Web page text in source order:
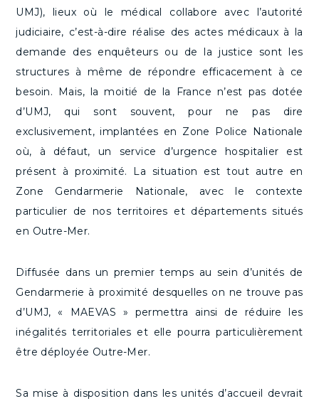
UMJ), lieux où le médical collabore avec l’autorité
judiciaire, c’est-à-dire réalise des actes médicaux à la
demande des enquêteurs ou de la justice sont les
structures à même de répondre efficacement à ce
besoin. Mais, la moitié de la France n’est pas dotée
d’UMJ, qui sont souvent, pour ne pas dire
exclusivement, implantées en Zone Police Nationale
où, à défaut, un service d’urgence hospitalier est
présent à proximité. La situation est tout autre en
Zone Gendarmerie Nationale, avec le contexte
particulier de nos territoires et départements situés
en Outre-Mer.
Diffusée dans un premier temps au sein d’unités de
Gendarmerie à proximité desquelles on ne trouve pas
d’UMJ, « MAEVAS » permettra ainsi de réduire les
inégalités territoriales et elle pourra particulièrement
être déployée Outre-Mer.
Sa mise à disposition dans les unités d’accueil devrait